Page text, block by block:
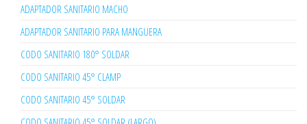
ADAPTADOR SANITARIO MACHO
ADAPTADOR SANITARIO PARA MANGUERA
CODO SANITARIO 180° SOLDAR
CODO SANITARIO 45° CLAMP
CODO SANITARIO 45° SOLDAR